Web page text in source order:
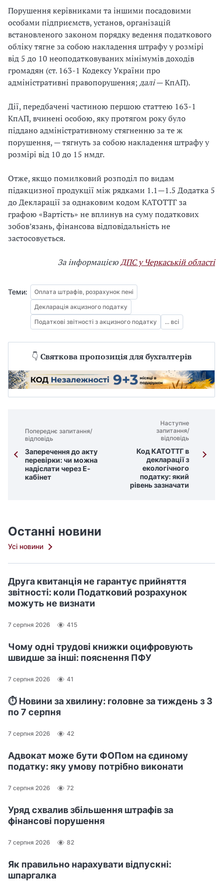
Порушення керівниками та іншими посадовими
особами підприємств, установ, організацій
встановленого законом порядку ведення податкового
обліку тягне за собою накладення штрафу у розмірі
від 5 до 10 неоподатковуваних мінімумів доходів
громадян (ст. 163-1 Кодексу України про
адміністративні правопорушення;далі— КпАП).
Дії, передбачені частиною першою статтею 163-1
КпАП, вчинені особою, яку протягом року було
піддано адміністративному стягненню за те ж
порушення, — тягнуть за собою накладення штрафу у
розмірі від 10 до 15 нмдг.
Отже, якщо помилковий розподіл по видам
підакцизної продукції між рядками 1.1—1.5 Додатка 5
до Декларації за однаковим кодом КАТОТТГ за
графою «Вартість» не вплинув на суму податкових
зобов’язань, фінансова відповідальність не
застосовується.
За інформацієюДПС у Черкаській області
Теми:
Оплата штрафів, розрахунок пені
Декларація акцизного податку
Податкові звітності з акцизного податку
... всі
👇 Святкова пропозиція для бухгалтерів
Попереднє запитання/
відповідь
Заперечення до акту
перевірки: чи можна
надіслати через Е-
кабінет
Наступне
запитання/
відповідь
Код КАТОТТГ в
декларації з
екологічного
податку: який
рівень зазначати
Останні новини
Усі новини
Друга квитанція не гарантує прийняття
звітності: коли Податковий розрахунок
можуть не визнати
7 серпня 2026 415
Чому одні трудові книжки оцифровують
швидше за інші: пояснення ПФУ
7 серпня 2026 41
⏱️ Новини за хвилину: головне за тиждень з 3
по 7 серпня
7 серпня 2026 42
Адвокат може бути ФОПом на єдиному
податку: яку умову потрібно виконати
7 серпня 2026 72
Уряд схвалив збільшення штрафів за
фінансові порушення
7 серпня 2026 82
Як правильно нарахувати відпускні:
шпаргалка